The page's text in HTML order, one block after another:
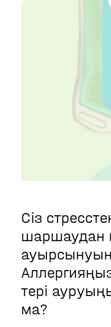
Сіз
шаршаудан
тері
ма?